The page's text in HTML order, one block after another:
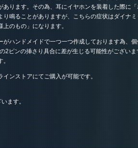
ります。その為、耳にイヤホンを装着した際に「
り鳴ることがありますが、こちらの症状はダイナミ
上のもの」になります。
がハンドメイドで一つ一つ作成しております為、
2ピンの挿さり具合に差が生じる可能性がございま
。
インストアにてご購入が可能です。
ます。